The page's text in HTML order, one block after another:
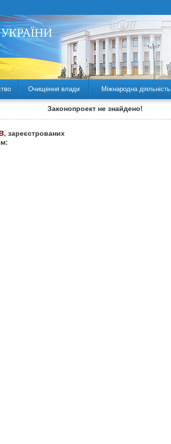
Очищення влади Міжнародна діяльність
Законопроект не знайдено!
, зареєстрованих